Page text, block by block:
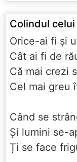
Colindul
Orice-ai fi și
Cât ai fi de
Că mai crezi
Cel mai greu
Când se
Și lumini se-
Ți se face